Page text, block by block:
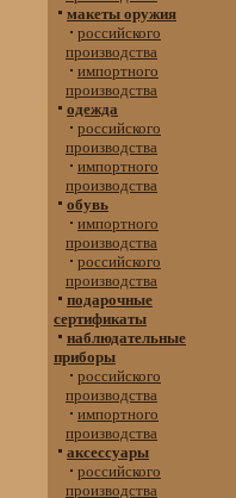
макеты оружия
российского
производства
импортного
производства
одежда
российского
производства
импортного
производства
обувь
импортного
производства
российского
производства
подарочные
сертификаты
наблюдательные
приборы
российского
производства
импортного
производства
аксессуары
российского
производства